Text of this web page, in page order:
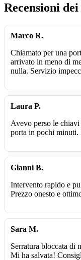
Recensioni
Marco R.
Chiamato per una
arrivato in meno di
nulla. Servizio
Laura P.
Avevo perso le chiavi
porta in pochi minuti.
Gianni B.
Intervento rapido e
Prezzo onesto e
Sara M.
Serratura bloccata di
Mi ha salvata!